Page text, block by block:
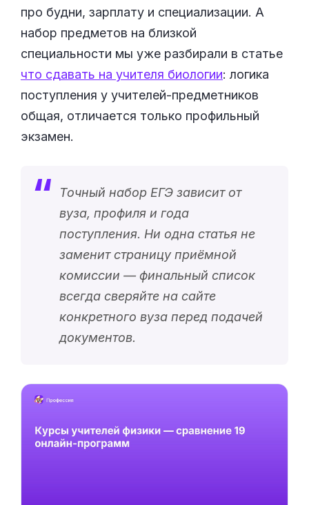
про будни, зарплату и специализации. А
набор предметов на близкой
специальности мы уже разбирали в статье
что сдавать на учителя биологии: логика
поступления у учителей-предметников
общая, отличается только профильный
экзамен.
Точный набор ЕГЭ зависит от
вуза, профиля и года
поступления. Ни одна статья не
заменит страницу приёмной
комиссии — финальный список
всегда сверяйте на сайте
конкретного вуза перед подачей
документов.